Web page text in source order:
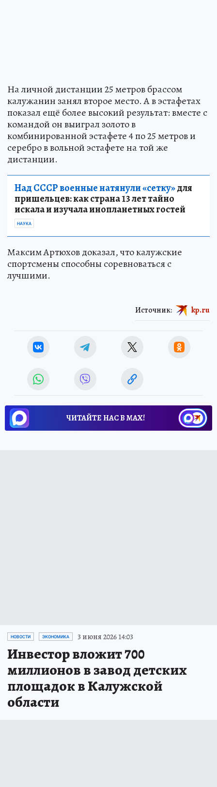
На личной дистанции 25 метров брассом
калужанин занял второе место. А в эстафетах
показал ещё более высокий результат: вместе с
командой он выиграл золото в
комбинированной эстафете 4 по 25 метров и
серебро в вольной эстафете на той же
дистанции.
Над СССР военные натянули «сетку»для
пришельцев: как страна 13 лет тайно
искала и изучала инопланетных гостей
НАУКА
Максим Артюхов доказал, что калужские
спортсмены способны соревноваться с
лучшими.
Источник: kp.ru
ЧИТАЙТЕ НАС В МАХ!
НОВОСТИ ЭКОНОМИКА 3 июня 2026 14:03
Инвестор вложит 700
миллионов в завод детских
площадок в Калужской
области